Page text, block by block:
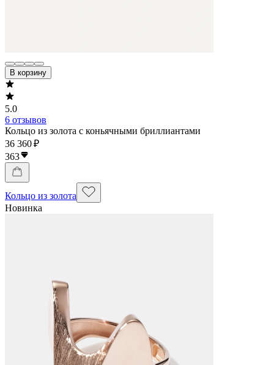
В корзину
5.0
6 отзывов
Кольцо из золота с коньячными бриллиантами
36 360 ₽
363
Кольцо из золота
Новинка